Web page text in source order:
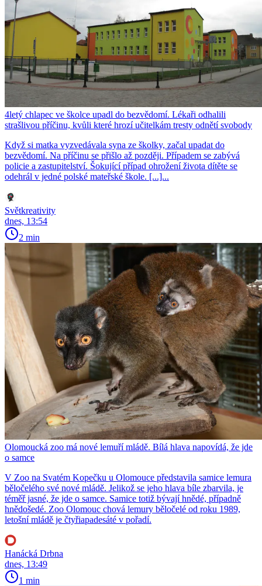
4letý chlapec ve školce upadl do bezvědomí. Lékaři odhalili
strašlivou příčinu, kvůli které hrozí učitelkám tresty odnětí svobody
Když si matka vyzvedávala syna ze školky, začal upadat do
bezvědomí. Na příčinu se přišlo až později. Případem se zabývá
policie a zastupitelství. Šokující případ ohrožení života dítěte se
odehrál v jedné polské mateřské škole. [...]...
Světkreativity
dnes, 13:54
2 min
Olomoucká zoo má nové lemuří mládě. Bílá hlava napovídá, že jde
o samce
V Zoo na Svatém Kopečku u Olomouce představila samice lemura
běločelého své nové mládě. Jelikož se jeho hlava bíle zbarvila, je
téměř jasné, že jde o samce. Samice totiž bývají hnědé, případně
hnědošedé. Zoo Olomouc chová lemury běločelé od roku 1989,
letošní mládě je čtyřiapadesáté v pořadí.
Hanácká Drbna
dnes, 13:49
1 min